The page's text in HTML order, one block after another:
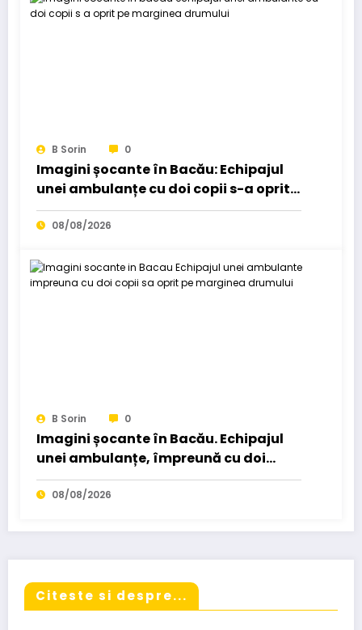
B Sorin 0
Imagini șocante în Bacău: Echipajul
unei ambulanțe cu doi copii s-a oprit
pe marginea drumului…
08/08/2026
B Sorin 0
Imagini șocante în Bacău. Echipajul
unei ambulanțe, împreună cu doi
copii, s-a oprit pe marginea
drumului…
08/08/2026
Citeste si despre...